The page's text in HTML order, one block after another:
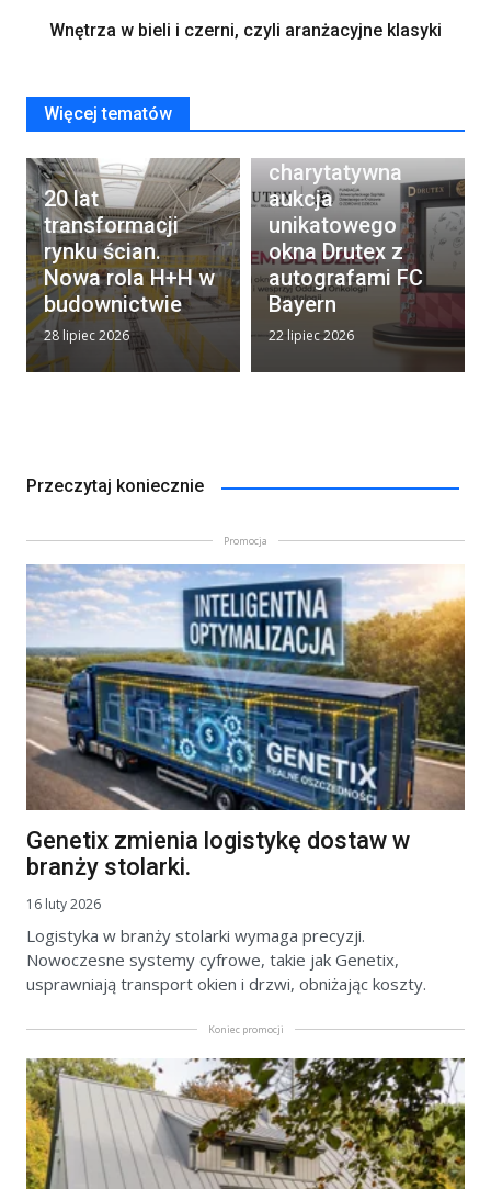
Wnętrza w bieli i czerni, czyli aranżacyjne klasyki
Więcej tematów
20 lat
transformacji
rynku ścian.
Nowa rola H+H w
budownictwie
28 lipiec 2026
charytatywna
aukcja
unikatowego
okna Drutex z
autografami FC
Bayern
22 lipiec 2026
Przeczytaj koniecznie
Promocja
Genetix zmienia logistykę dostaw w
branży stolarki.
16 luty 2026
Logistyka w branży stolarki wymaga precyzji.
Nowoczesne systemy cyfrowe, takie jak Genetix,
usprawniają transport okien i drzwi, obniżając koszty.
Koniec promocji